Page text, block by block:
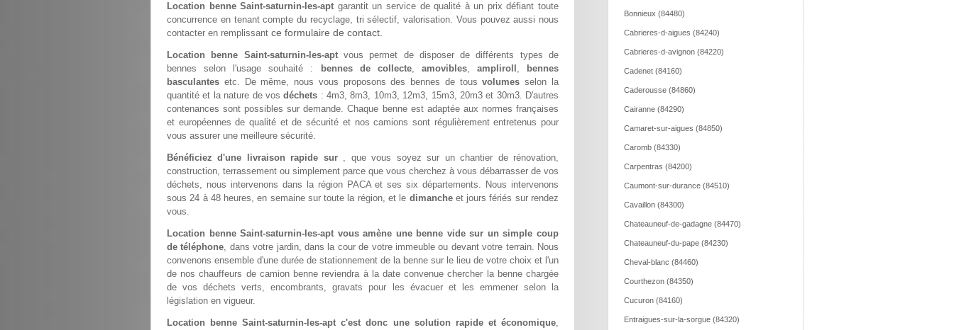
Location benne Saint-saturnin-les-apt garantit un service de qualité à un prix défiant toute
concurrence en tenant compte du recyclage, tri sélectif, valorisation. Vous pouvez aussi nous
contacter en remplissant ce formulaire de contact.
Location benne Saint-saturnin-les-aptvous permet de disposer de différents types de
bennes selon l'usage souhaité :
bennes de collecte, amovibles, ampliroll ,
bennes
basculantes etc. De même, nous vous proposons des bennes de tousvolumes selon la
quantité et la nature de vosdéchets : 4m3, 8m3, 10m3, 12m3, 15m3, 20m3 et 30m3. D'autres
contenances sont possibles sur demande. Chaque benne est adaptée aux normes françaises
et européennes de qualité et de sécurité et nos camions sont régulièrement entretenus pour
vous assurer une meilleure sécurité.
Bénéficiez d'une livraison rapide sur , que vous soyez sur un chantier de rénovation,
construction, terrassement ou simplement parce que vous cherchez à vous débarrasser de vos
déchets, nous intervenons dans la région PACA et ses six départements. Nous intervenons
sous 24 à 48 heures, en semaine sur toute la région, et le dimancheet jours fériés sur rendez
vous.
Location benne Saint-saturnin-les-apt vous amène une benne vide sur un simple coup
de téléphone, dans votre jardin, dans la cour de votre immeuble ou devant votre terrain. Nous
convenons ensemble d'une durée de stationnement de la benne sur le lieu de votre choix et l'un
de nos chauffeurs de camion benne reviendra à la date convenue chercher la benne chargée
de vos déchets verts, encombrants, gravats pour les évacuer et les emmener selon la
législation en vigueur.
Location benne Saint-saturnin-les-apt c'est donc une solution rapide et économique,
Bonnieux (84480)
Cabrieres-d-aigues (84240)
Cabrieres-d-avignon (84220)
Cadenet (84160)
Caderousse (84860)
Cairanne (84290)
Camaret-sur-aigues (84850)
Caromb (84330)
Carpentras (84200)
Caumont-sur-durance (84510)
Cavaillon (84300)
Chateauneuf-de-gadagne (84470)
Chateauneuf-du-pape (84230)
Cheval-blanc (84460)
Courthezon (84350)
Cucuron (84160)
Entraigues-sur-la-sorgue (84320)